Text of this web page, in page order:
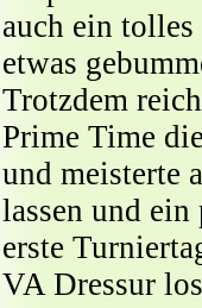
auch ein
etwas
Trotzdem
Prime Time
und meisterte
lassen und
erste
VA Dressur